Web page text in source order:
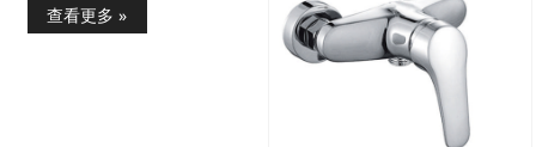
查看更多 »